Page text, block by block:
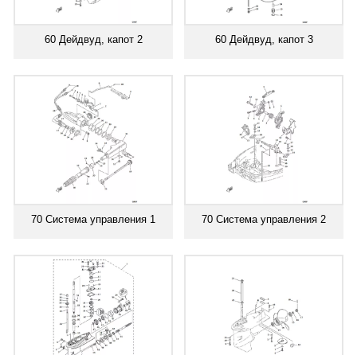
60 Дейдвуд, капот 2 60 Дейдвуд, капот 3
70 Система управления 1 70 Система управления 2